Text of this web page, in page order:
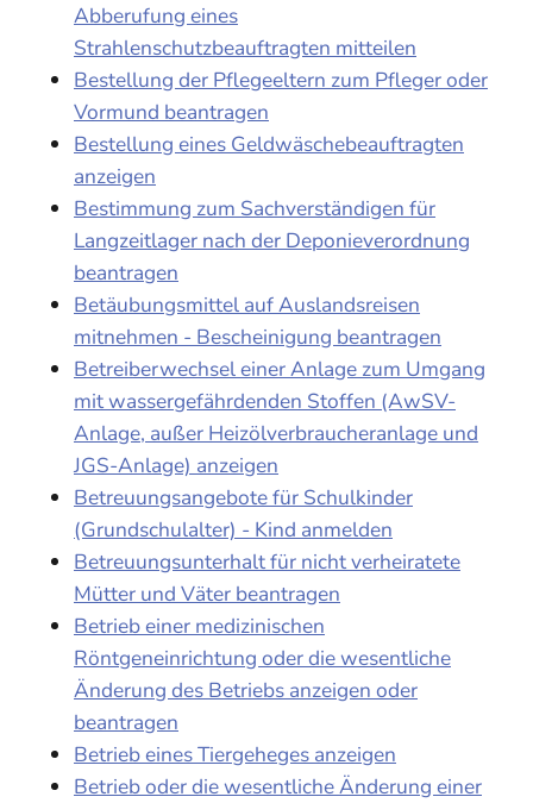
Abberufung eines
Strahlenschutzbeauftragten mitteilen
Bestellung der Pflegeeltern zum Pfleger oder
Vormund beantragen
Bestellung eines Geldwäschebeauftragten
anzeigen
Bestimmung zum Sachverständigen für
Langzeitlager nach der Deponieverordnung
beantragen
Betäubungsmittel auf Auslandsreisen
mitnehmen - Bescheinigung beantragen
Betreiberwechsel einer Anlage zum Umgang
mit wassergefährdenden Stoffen (AwSV-
Anlage, außer Heizölverbraucheranlage und
JGS-Anlage) anzeigen
Betreuungsangebote für Schulkinder
(Grundschulalter) - Kind anmelden
Betreuungsunterhalt für nicht verheiratete
Mütter und Väter beantragen
Betrieb einer medizinischen
Röntgeneinrichtung oder die wesentliche
Änderung des Betriebs anzeigen oder
beantragen
Betrieb eines Tiergeheges anzeigen
Betrieb oder die wesentliche Änderung einer